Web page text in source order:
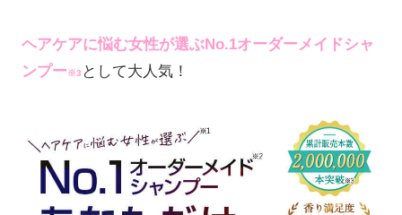
ヘアケアに悩む女性が選ぶNo.1オーダーメイドシャ
ンプー※3 として大人気！